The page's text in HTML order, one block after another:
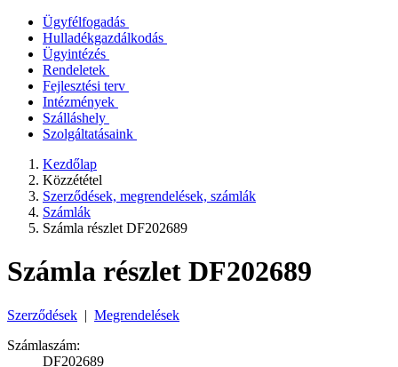
Ügyfélfogadás
Hulladékgazdálkodás
Ügyintézés
Rendeletek
Fejlesztési terv
Intézmények
Szálláshely
Szolgáltatásaink
Kezdőlap
Közzététel
Szerződések, megrendelések, számlák
Számlák
Számla részlet DF202689
Számla részlet DF202689
Szerződések | Megrendelések
Számlaszám:
DF202689